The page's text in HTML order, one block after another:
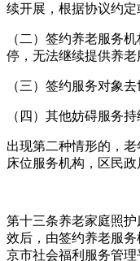
续开展，根据协议约定
（二）签约养老服务
停，无法继续提供养老
（三）签约服务对象去
（四）其他妨碍服务持
出现第二种情形的，
床位服务机构，区民政
第十三条养老家庭照
效后，由签约养老服
京市社会福利服务管